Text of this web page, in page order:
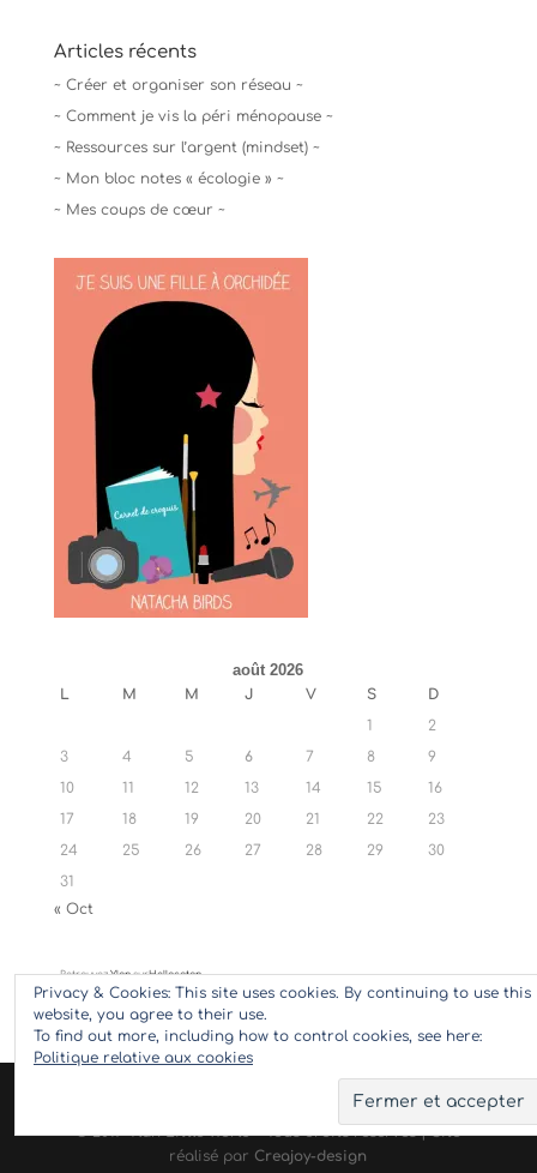
Articles récents
~ Créer et organiser son réseau ~
~ Comment je vis la péri ménopause ~
~ Ressources sur l’argent (mindset) ~
~ Mon bloc notes « écologie » ~
~ Mes coups de cœur ~
août 2026
L M M J V S
D
1
2
3
4 5 6 7 8
9
10
11 12 13 14 15
16
17
18 19 20 21 22
23
24
25 26 27 28 29
30
31
« Oct
RetrouvezYlansurHellocoton
Privacy & Cookies: This site uses cookies. By continuing to use this
website, you agree to their use.
To find out more, including how to control cookies, see here:
Politique relative aux cookies
© 2017 Ylan Little World - Tous droits réservés | Site
réalisé par Creajoy-design